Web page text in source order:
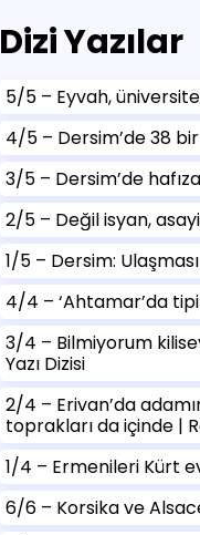
Dizi Yazılar
5/5 – Eyvah, üniversite
4/5 – Dersim’de 38
3/5 – Dersim’de
2/5 – Değil isyan,
1/5 – Dersim:
4/4 – ‘Ahtamar’da
3/4 – Bilmiyorum
Yazı Dizisi
2/4 – Erivan’da
toprakları da içinde |
1/4 – Ermenileri Kürt
6/6 – Korsika ve